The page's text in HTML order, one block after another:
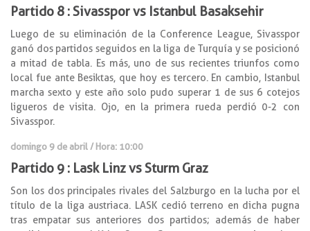
Partido 8 : Sivasspor vs Istanbul Basaksehir
Luego de su eliminación de la Conference League, Sivasspor
ganó dos partidos seguidos en la liga de Turquía y se posicionó
a mitad de tabla. Es más, uno de sus recientes triunfos como
local fue ante Besiktas, que hoy es tercero. En cambio, Istanbul
marcha sexto y este año solo pudo superar 1 de sus 6 cotejos
ligueros de visita. Ojo, en la primera rueda perdió 0-2 con
Sivasspor.
domingo 9 de abril / Hora: 10:00
Partido 9 : Lask Linz vs Sturm Graz
Son los dos principales rivales del Salzburgo en la lucha por el
título de la liga austriaca. LASK cedió terreno en dicha pugna
tras empatar sus anteriores dos partidos; además de haber